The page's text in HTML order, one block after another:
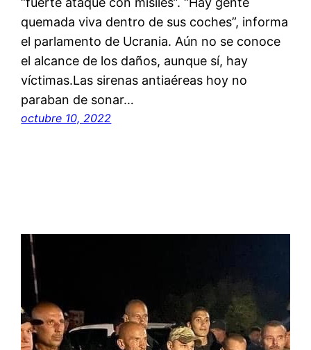
quemada viva dentro de sus coches”, informa
el parlamento de Ucrania. Aún no se conoce
el alcance de los daños, aunque sí, hay
víctimas.Las sirenas antiaéreas hoy no
paraban de sonar…
octubre 10, 2022